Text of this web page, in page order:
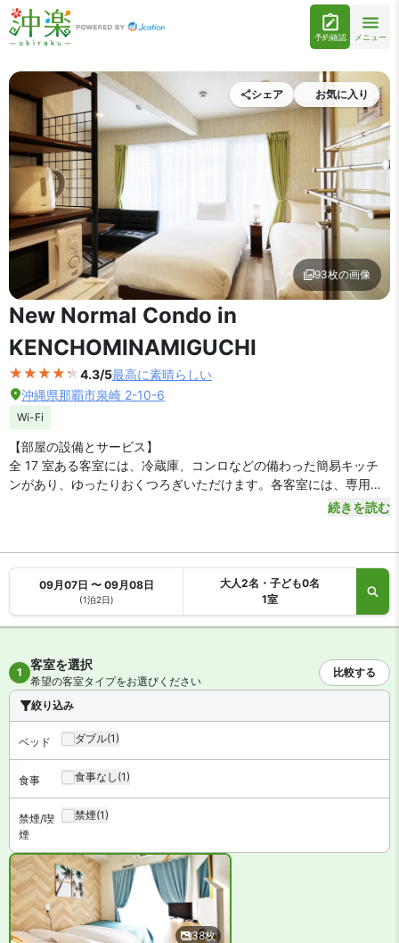
予約確認 メニュー
外観の写真を拡大表示
シェア お気に入り
93枚の画像
New Normal Condo in
KENCHOMINAMIGUCHI
4.3/5最高に素晴らしい
沖縄県那覇市泉崎 2-10-6
Wi-Fi
【部屋の設備とサービス】
全 17 室ある客室には、冷蔵庫、コンロなどの備わった簡易キッチ
ンがあり、ゆったりおくつろぎいただけます。各客室には、専用の
バルコニーがあります。WiFi (無料)をお使いいただけるほか、薄型
続きを読む
09月07日 〜 09月08日
(1泊2日)
大人2名・子ども0名
1室
1
客室を選択
希望の客室タイプをお選びください
比較する
絞り込み
ベッド ダブル(1)
食事 食事なし (1)
禁煙/喫
煙
禁煙(1)
38枚